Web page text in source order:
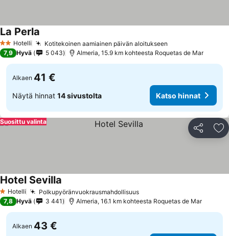
2 Tähtiluokitus
Hotelli Kotitekoinen aamiainen päivän aloitukseen
La Perla
7,9 Hyvä 5 043 Almeria, 15.9 km kohteesta Roquetas de Mar
Alkaen 41 €
Näytä hinnat 14 sivustolta Katso hinnat
Jaa
Suosittu valinta
1 Tähtiluokitus
Hotelli Polkupyöränvuokrausmahdollisuus
Hotel Sevilla
7,8 Hyvä 3 441 Almeria, 16.1 km kohteesta Roquetas de Mar
Alkaen 43 €